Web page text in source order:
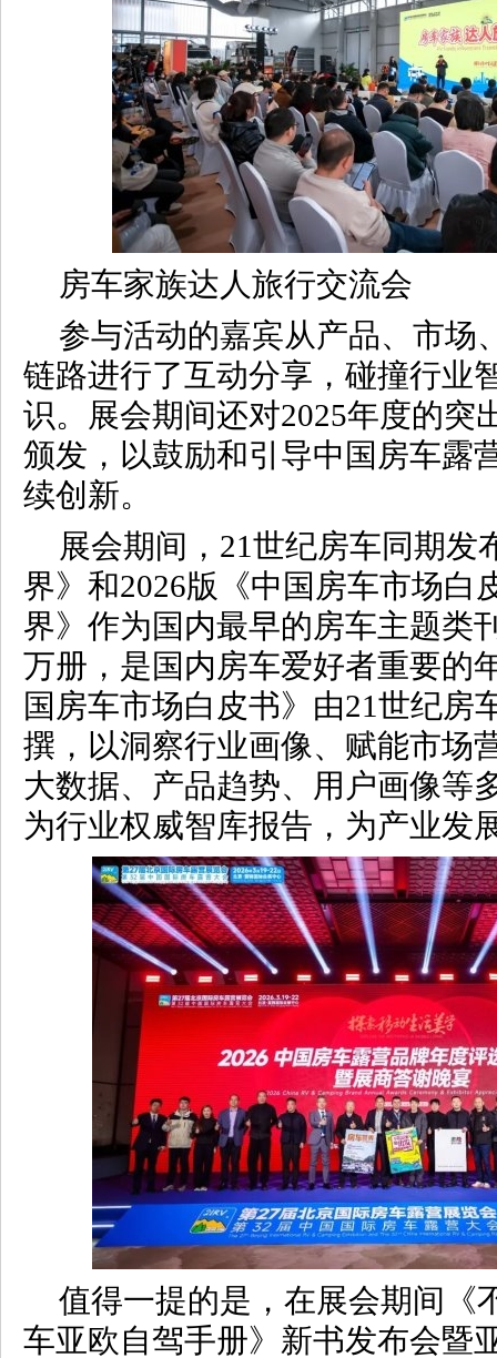
房车家族达人旅行交流会
参与活动的嘉宾从产品、市场
链路进行了互动分享，碰撞行业
识。展会期间还对2025年度的突
颁发，以鼓励和引导中国房车露
续创新。
展会期间，21世纪房车同期发
界》和2026版《中国房车市场白
界》作为国内最早的房车主题类
万册，是国内房车爱好者重要的
国房车市场白皮书》由21世纪房
撰，以洞察行业画像、赋能市场
大数据、产品趋势、用户画像等
为行业权威智库报告，为产业发
值得一提的是，在展会期间《
车亚欧自驾手册》新书发布会暨